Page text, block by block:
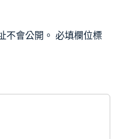
不會公開。 必填欄位標